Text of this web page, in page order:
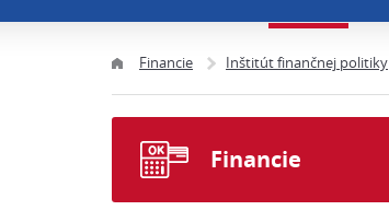
Financie Inštitút finančnej politiky
Financie